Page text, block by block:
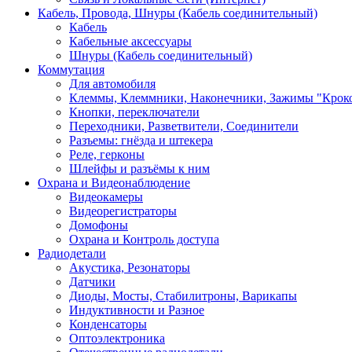
Кабель, Провода, Шнуры (Кабель соединительный)
Кабель
Кабельные аксессуары
Шнуры (Кабель соединительный)
Коммутация
Для автомобиля
Клеммы, Клеммники, Наконечники, Зажимы
Кнопки, переключатели
Переходники, Разветвители, Соединители
Разъемы: гнёзда и штекера
Реле, герконы
Шлейфы и разъёмы к ним
Охрана и Видеонаблюдение
Видеокамеры
Видеорегистраторы
Домофоны
Охрана и Контроль доступа
Радиодетали
Акустика, Резонаторы
Датчики
Диоды, Мосты, Стабилитроны, Варикапы
Индуктивности и Разное
Конденсаторы
Оптоэлектроника